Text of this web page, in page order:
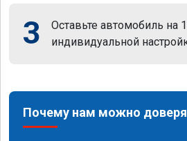
3
Оставьте автомобиль на
индивидуальной
Почему нам можно